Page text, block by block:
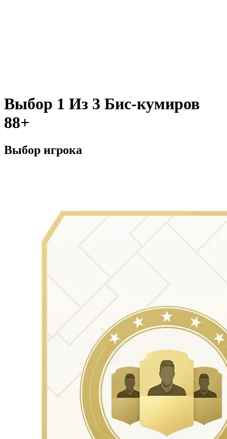
Выбор 1 Из 3 Бис-кумиров
88+
Выбор игрока